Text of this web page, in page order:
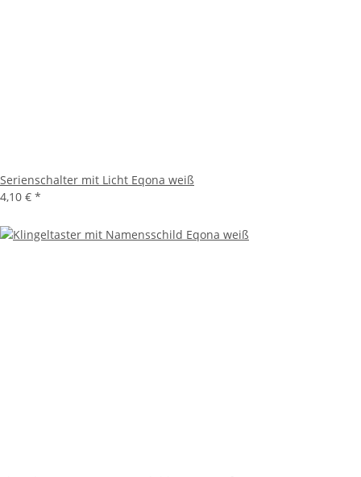
Serienschalter mit Licht Eqona weiß
4,10 € *